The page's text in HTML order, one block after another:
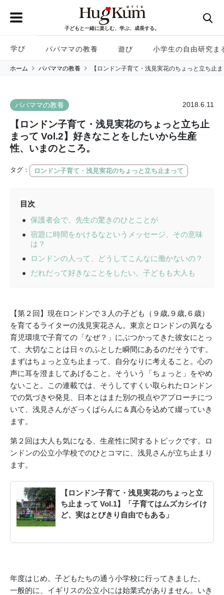
子どもと一緒に楽しむ、学ぶ、成長する。
学び パパママの教養 遊び 小学生の自由研究ま
ホーム パパママの教養 【ロンドン子育て・浅見実花のちょっと立ち止
パパママの教養 2018.6.11
【ロンドン子育て・浅見実花のちょっと立ち止
まって Vol.2】好きなことをしたいから生産
性、いまのところ。
タグ： ロンドン子育て・浅見実花のちょっと立ち止まって
目次
保護者会で、先生の驚きのひとことが
宿題に時間をかけるなというメッセージ、その意味
は？
ロンドンの人って、どうしてこんなに働かないの？
だれだって好きなことをしたい。子どもも大人も
【第２回】現在ロンドンで３人の子ども（９歳, ９歳, ６歳）
を育てるライターの浅見実花さん。東京とロンドンの異なる
育児環境で子育ての「なぜ？」にぶつかってきた彼女にとっ
て、大切なことは日々のふとした瞬間にあるのだそうです。
まずはちょっと立ち止まって、自分なりに考えること。心の
声に耳を澄ましてあげること。そういう「ちょっと」をやめ
ないこと。この連載では、そうしてすくい取られたロンドン
での気づきや発見、日本とはまた別の視点やアプローチにつ
いて、浅見さんがざっくばらんに＆真心を込めて綴っていき
ます。
第２回は大人も気になる、生産性に関するトピックです。ロ
ンドンの公立小学校でのひとコマに、浅見さんが立ち止まり
ます。
【ロンドン子育て・浅見実花のちょっと立
ち止まって Vol.1】「子育てはムズカシイけ
ど、実はとびきり自由でもある」
年度はじめ。子どもたちの通う小学校に行ってきました。
一般的に、イギリスの公立小には始業式がありません。いき